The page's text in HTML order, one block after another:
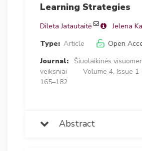
Learning Strategies
Dileta Jatautaitė
Jelena
Type: Article
Open
Journal:
Šiuolaikinės
veiksniai
Volume 4, Issue 1
165–182
Abstract